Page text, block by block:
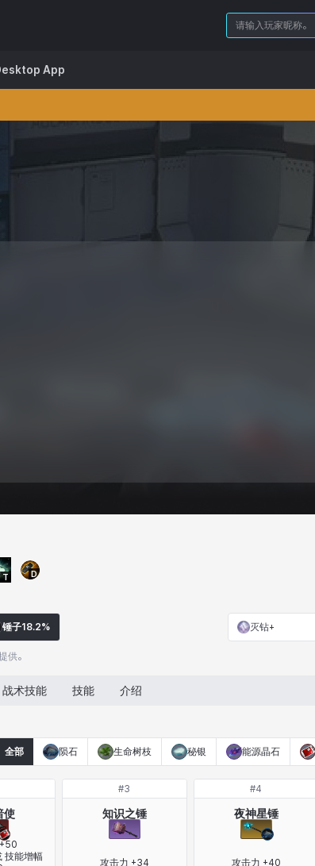
App
T D
锤子18.2% 灭钻+
供。
战术技能 技能 介绍
全部 陨石 生命树枝 秘银 能源晶石
使
技能增幅
#3
知识之锤
攻击力 +34
#4
夜神星锤
攻击力 +40